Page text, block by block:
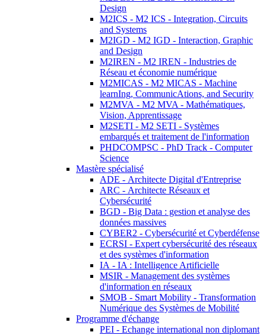
Design
M2ICS - M2 ICS - Integration, Circuits
and Systems
M2IGD - M2 IGD - Interaction, Graphic
and Design
M2IREN - M2 IREN - Industries de
Réseau et économie numérique
M2MICAS - M2 MICAS - Machine
learnIng, CommunicAtions, and Security
M2MVA - M2 MVA - Mathématiques,
Vision, Apprentissage
M2SETI - M2 SETI - Systèmes
embarqués et traitement de l'information
PHDCOMPSC - PhD Track - Computer
Science
Mastère spécialisé
ADE - Architecte Digital d'Entreprise
ARC - Architecte Réseaux et
Cybersécurité
BGD - Big Data : gestion et analyse des
données massives
CYBER2 - Cybersécurité et Cyberdéfense
ECRSI - Expert cybersécurité des réseaux
et des systèmes d'information
IA - IA : Intelligence Artificielle
MSIR - Management des systèmes
d'information en réseaux
SMOB - Smart Mobility - Transformation
Numérique des Systèmes de Mobilité
Programme d'échange
PEI - Echange international non diplomant